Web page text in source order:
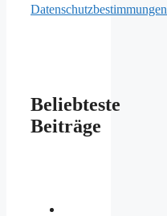
Datenschutzbestimmungen
Beliebteste
Beiträge